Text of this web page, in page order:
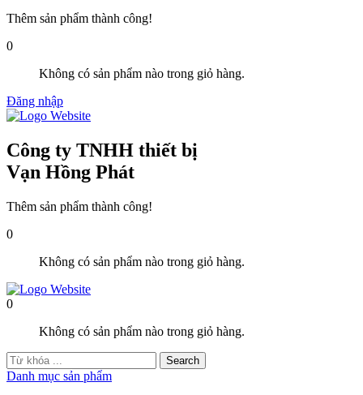
Thêm sản phẩm thành công!
0
Không có sản phẩm nào trong giỏ hàng.
Đăng nhập
Công ty TNHH thiết bị
Vạn Hồng Phát
Thêm sản phẩm thành công!
0
Không có sản phẩm nào trong giỏ hàng.
0
Không có sản phẩm nào trong giỏ hàng.
Danh mục sản phẩm